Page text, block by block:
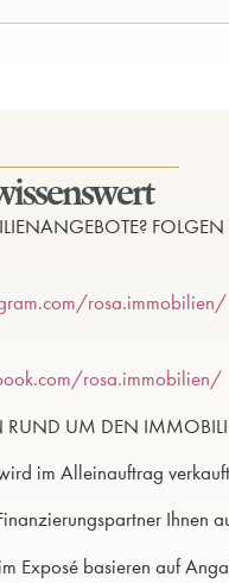
FOLGEN
rosa.immobilien/
rosa.immobilien/
UM DEN
im Alleinauftrag
Ihnen
Exposé basieren auf